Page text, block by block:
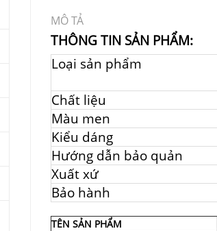
MÔ TẢ
THÔNG TIN SẢN PHẨM:
Loại sản phẩm
Chất liệu
Màu men
Kiểu dáng
Hướng dẫn bảo quản
Xuất xứ
Bảo hành
TÊN SẢN PHẨM